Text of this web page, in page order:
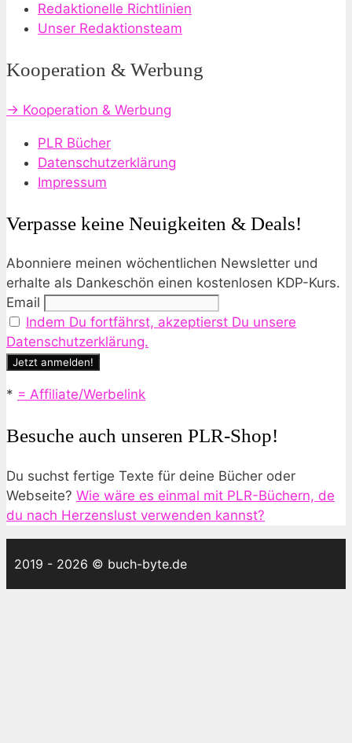
Redaktionelle Richtlinien
Unser Redaktionsteam
Kooperation & Werbung
→ Kooperation & Werbung
PLR Bücher
Datenschutzerklärung
Impressum
Verpasse keine Neuigkeiten & Deals!
Abonniere meinen wöchentlichen Newsletter und
erhalte als Dankeschön einen kostenlosen KDP-Kurs.
Email
Indem Du fortfährst, akzeptierst Du unsere
Datenschutzerklärung.
* = Affiliate/Werbelink
Besuche auch unseren PLR-Shop!
Du suchst fertige Texte für deine Bücher oder
Webseite? Wie wäre es einmal mit PLR-Büchern, de
du nach Herzenslust verwenden kannst?
2019 - 2026 © buch-byte.de